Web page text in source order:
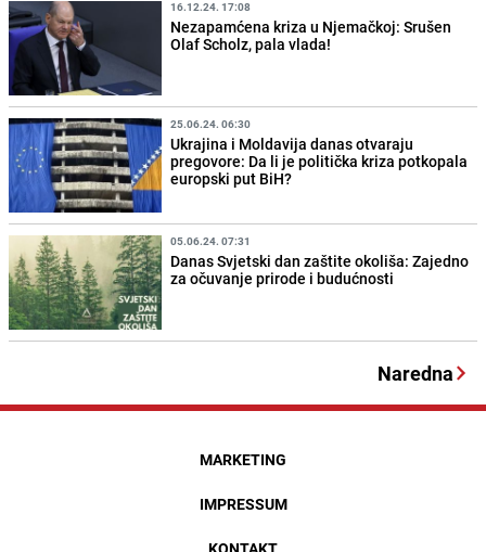
16.12.24. 17:08
Nezapamćena kriza u Njemačkoj: Srušen
Olaf Scholz, pala vlada!
25.06.24. 06:30
Ukrajina i Moldavija danas otvaraju
pregovore: Da li je politička kriza potkopala
europski put BiH?
05.06.24. 07:31
Danas Svjetski dan zaštite okoliša: Zajedno
za očuvanje prirode i budućnosti
Naredna
MARKETING
IMPRESSUM